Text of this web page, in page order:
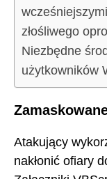
złośliwego
Niezbędne
użytkowników
Atakujący
nakłonić ofiary